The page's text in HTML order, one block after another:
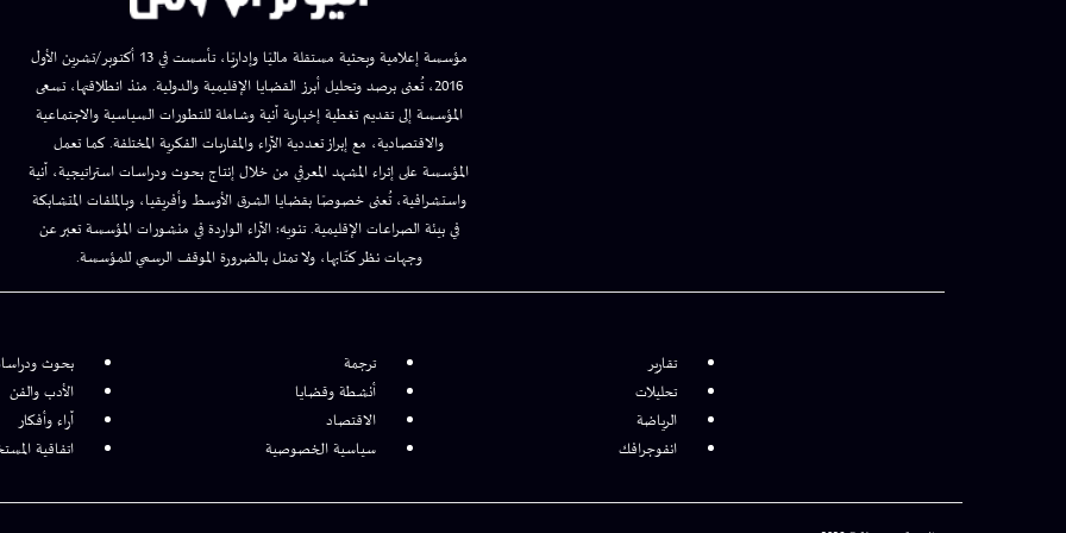
مؤسسة إعلامية وبحثية مستقلة ماليًا وإداريًا، تأسست في 13 أكتوبر/تشرين الأول
2016، تُعنى برصد وتحليل أبرز القضايا الإقليمية والدولية. منذ انطلاقتها، تسعى
المؤسسة إلى تقديم تغطية إخبارية آنية وشاملة للتطورات السياسية والاجتماعية
والاقتصادية، مع إبراز تعددية الآراء والمقاربات الفكرية المختلفة. كما تعمل
المؤسسة على إثراء المشهد المعرفي من خلال إنتاج بحوث ودراسات استراتيجية، آنية
واستشرافية، تُعنى خصوصًا بقضايا الشرق الأوسط وأفريقيا، وبالملفات المتشابكة
في بيئة الصراعات الإقليمية. تنويه: الآراء الواردة في منشورات المؤسسة تعبر عن
وجهات نظر كتّابها، ولا تمثل بالضرورة الموقف الرسمي للمؤسسة.
تقارير ترجمة
بحوث
تحليلات
أنشطة وقضايا
الأدب والفن
الرياضة
الاقتصاد
آراء وأفكار
انفوجرافك
سياسية الخصوصية اتفاقية